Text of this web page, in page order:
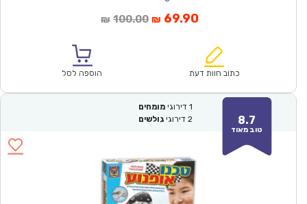
₪ 100.00המחיר
₪100.00.
₪ 69.90המחיר
הוא:
כתוב חוות דעת הוספה לסל
8.7
טוב מאוד
1 דירוגי מומחים
2 דירוגי גולשים